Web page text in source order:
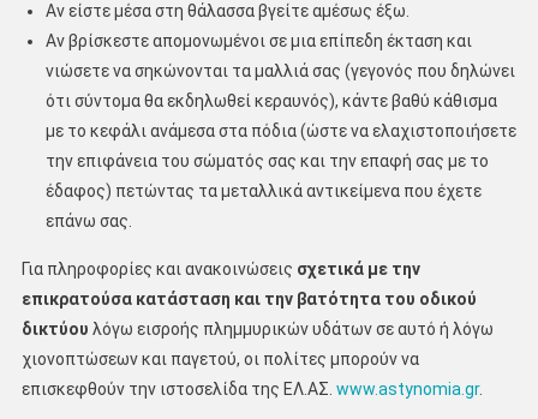
Αν είστε μέσα στη θάλασσα βγείτε αμέσως έξω.
Αν βρίσκεστε απομονωμένοι σε μια επίπεδη έκταση και
νιώσετε να σηκώνονται τα μαλλιά σας (γεγονός που δηλώνει
ότι σύντομα θα εκδηλωθεί κεραυνός), κάντε βαθύ κάθισμα
με το κεφάλι ανάμεσα στα πόδια (ώστε να ελαχιστοποιήσετε
την επιφάνεια του σώματός σας και την επαφή σας με το
έδαφος) πετώντας τα μεταλλικά αντικείμενα που έχετε
επάνω σας.
Για πληροφορίες και ανακοινώσεις σχετικά με την
επικρατούσα κατάσταση και την βατότητα του οδικού
δικτύου λόγω εισροής πλημμυρικών υδάτων σε αυτό ή λόγω
χιονοπτώσεων και παγετού, οι πολίτες μπορούν να
επισκεφθούν την ιστοσελίδα της ΕΛ.ΑΣ. www.astynomia.gr.